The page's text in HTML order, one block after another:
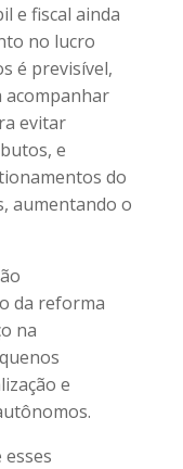
e fiscal ainda
no lucro
é previsível,
acompanhar
evitar
e
do
aumentando o
da reforma
na
e